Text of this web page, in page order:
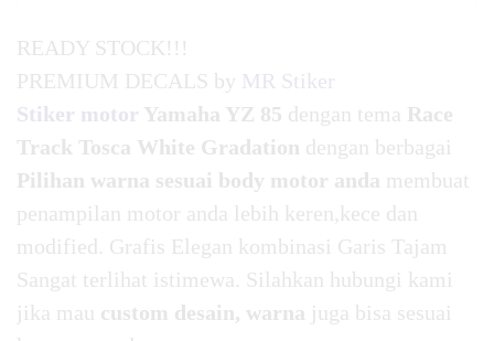
READY STOCK!!!
PREMIUM DECALS by MR Stiker
Stiker motor Yamaha YZ 85 dengan tema Race
Track Tosca White Gradation dengan berbagai
Pilihan warna sesuai body motor anda membuat
penampilan motor anda lebih keren,kece dan
modified. Grafis Elegan kombinasi Garis Tajam
Sangat terlihat istimewa. Silahkan hubungi kami
jika mau custom desain, warna juga bisa sesuai